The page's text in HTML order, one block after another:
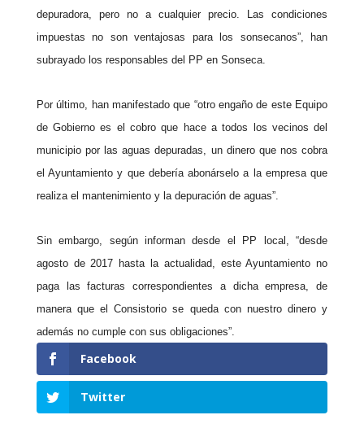
depuradora, pero no a cualquier precio. Las condiciones
impuestas no son ventajosas para los sonsecanos”, han
subrayado los responsables del PP en Sonseca.
Por último, han manifestado que “otro engaño de este Equipo
de Gobierno es el cobro que hace a todos los vecinos del
municipio por las aguas depuradas, un dinero que nos cobra
el Ayuntamiento y que debería abonárselo a la empresa que
realiza el mantenimiento y la depuración de aguas”.
Sin embargo, según informan desde el PP local, “desde
agosto de 2017 hasta la actualidad, este Ayuntamiento no
paga las facturas correspondientes a dicha empresa, de
manera que el Consistorio se queda con nuestro dinero y
además no cumple con sus obligaciones”.
Facebook
Twitter